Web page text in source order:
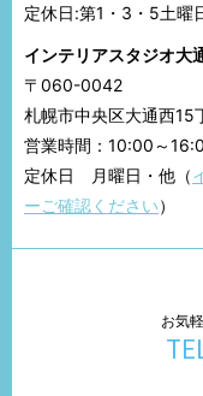
定休日:第1・3・5土曜
インテリアスタジオ大
〒060-0042
札幌市中央区大通西15
営業時間：10:00～
定休日 月曜日・他（
ーご確認ください）
お気